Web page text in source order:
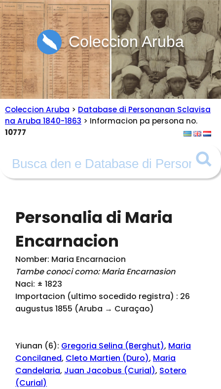
Coleccion Aruba
Coleccion Aruba > Database di Personanan Sclavisa
na Aruba 1840-1863 > Informacion pa persona no.
10777
Personalia di Maria
Encarnacion
Nomber: Maria Encarnacion
Tambe conoci como: Maria Encarnasion
Naci: ± 1823
Importacion (ultimo socedido registra) : 26
augustus 1855 (Aruba → Curaçao)
Yiunan (6): Gregoria Selina (Berghut), Maria
Concilaned, Cleto Martien (Duro), Maria
Candelaria, Juan Jacobus (Curial), Sotero
(Curial)